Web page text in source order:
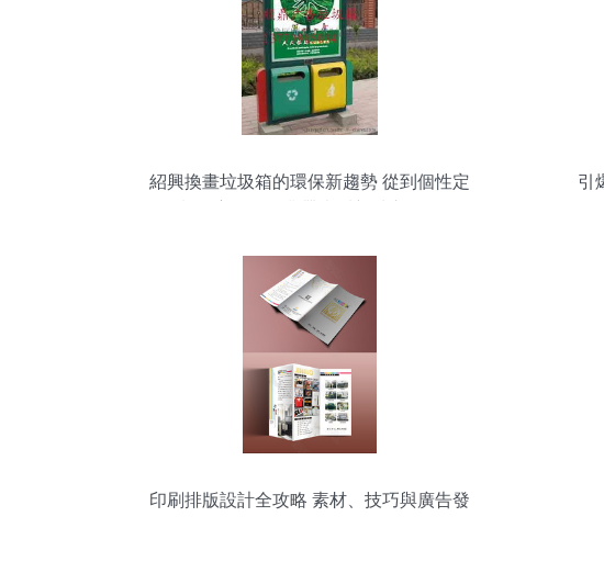
紹興換畫垃圾箱的環保新趨勢 從到個性定
引
印刷排版設計全攻略 素材、技巧與廣告發